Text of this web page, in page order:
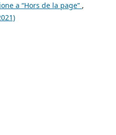
a “Hors de la page” ,